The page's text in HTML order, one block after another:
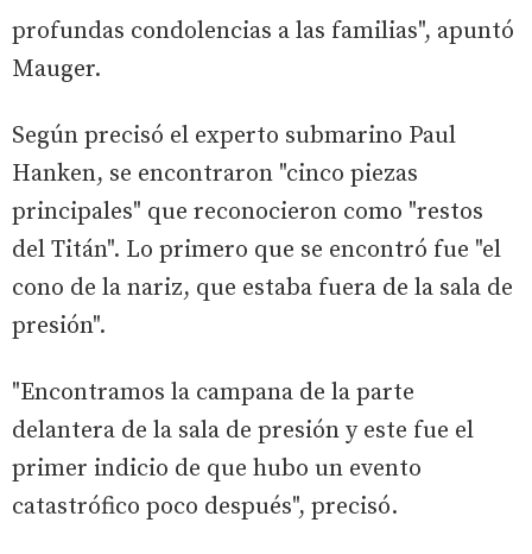
profundas condolencias a las familias", apuntó
Mauger.
Según precisó el experto submarino Paul
Hanken, se encontraron "cinco piezas
principales" que reconocieron como "restos
del Titán". Lo primero que se encontró fue "el
cono de la nariz, que estaba fuera de la sala de
presión".
"Encontramos la campana de la parte
delantera de la sala de presión y este fue el
primer indicio de que hubo un evento
catastrófico poco después", precisó.